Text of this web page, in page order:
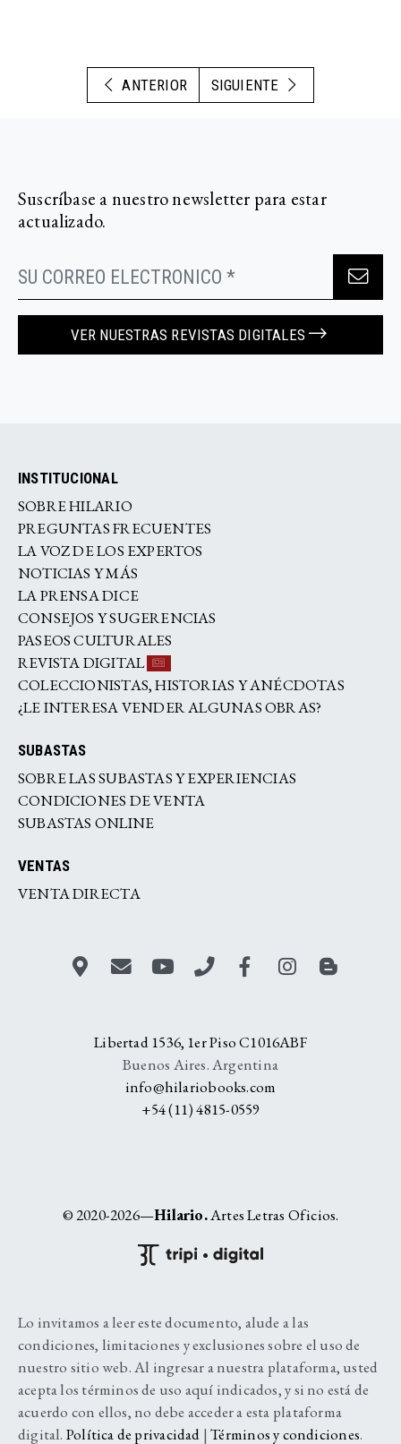
ANTERIOR SIGUIENTE
Suscríbase a nuestro newsletter para estar
actualizado.
VER NUESTRAS REVISTAS DIGITALES
INSTITUCIONAL
SOBRE HILARIO
PREGUNTAS FRECUENTES
LA VOZ DE LOS EXPERTOS
NOTICIAS Y MÁS
LA PRENSA DICE
CONSEJOS Y SUGERENCIAS
PASEOS CULTURALES
REVISTA DIGITAL
COLECCIONISTAS, HISTORIAS Y ANÉCDOTAS
¿LE INTERESA VENDER ALGUNAS OBRAS?
SUBASTAS
SOBRE LAS SUBASTAS Y EXPERIENCIAS
CONDICIONES DE VENTA
SUBASTAS ONLINE
VENTAS
VENTA DIRECTA
Libertad 1536, 1er Piso C1016ABF
Buenos Aires. Argentina
info@hilariobooks.com
+54 (11) 4815-0559
© 2020-2026—Hilario.Artes Letras Oficios.
Lo invitamos a leer este documento, alude a las
condiciones, limitaciones y exclusiones sobre el uso de
nuestro sitio web. Al ingresar a nuestra plataforma, usted
acepta los términos de uso aquí indicados, y si no está de
acuerdo con ellos, no debe acceder a esta plataforma
digital. Política de privacidad |Términos y condiciones.